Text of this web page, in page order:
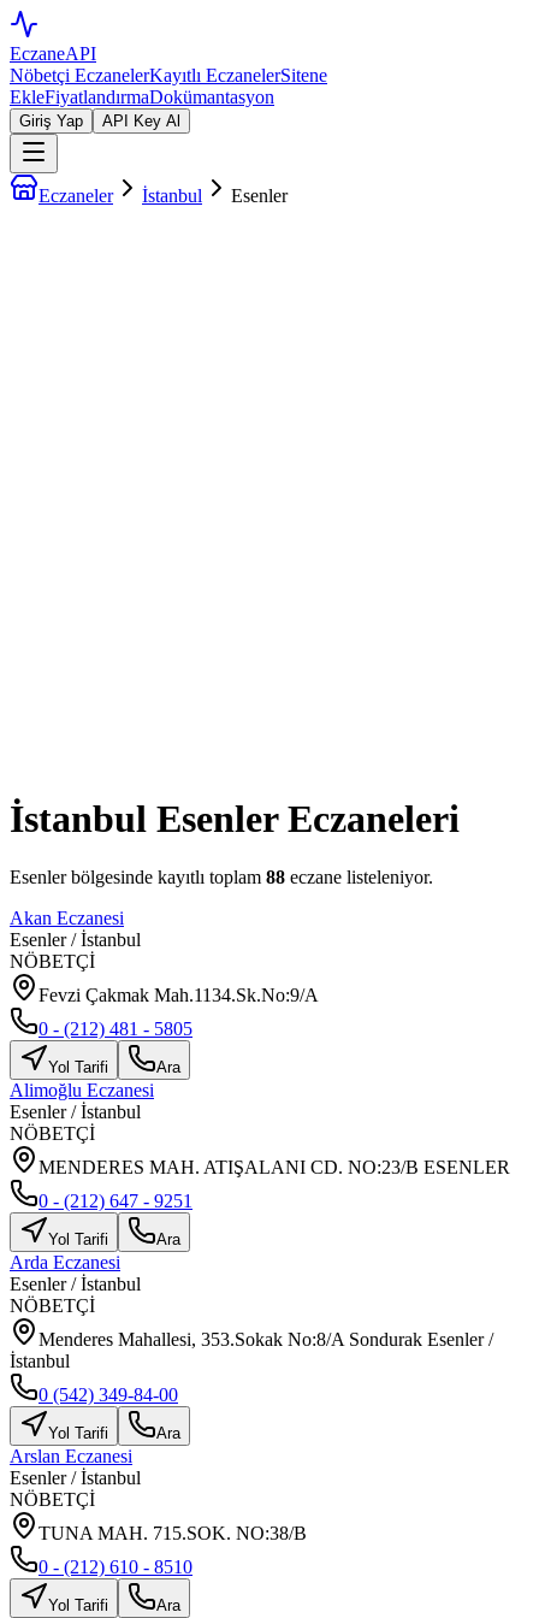
EczaneAPI
Nöbetçi EczanelerKayıtlı EczanelerSitene
EkleFiyatlandırmaDokümantasyon
Giriş Yap API Key Al
Eczaneler İstanbul Esenler
İstanbul EsenlerEczaneleri
Esenlerbölgesinde kayıtlı toplam 88 eczane listeleniyor.
Akan Eczanesi
Esenler/İstanbul
NÖBETÇİ
Fevzi Çakmak Mah.1134.Sk.No:9/A
0 - (212) 481 - 5805
Yol Tarifi Ara
Alimoğlu Eczanesi
Esenler/İstanbul
NÖBETÇİ
MENDERES MAH. ATIŞALANI CD. NO:23/B ESENLER
0 - (212) 647 - 9251
Yol Tarifi Ara
Arda Eczanesi
Esenler/İstanbul
NÖBETÇİ
Menderes Mahallesi, 353.Sokak No:8/A Sondurak Esenler /
İstanbul
0 (542) 349-84-00
Yol Tarifi Ara
Arslan Eczanesi
Esenler/İstanbul
NÖBETÇİ
TUNA MAH. 715.SOK. NO:38/B
0 - (212) 610 - 8510
Yol Tarifi Ara